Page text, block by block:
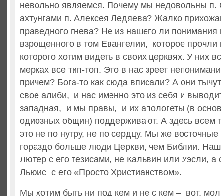
невольно являемся. Почему мы недовольны
ахтунгами п. Алексея Ледяева? Жалко
праведного гнева? Не из нашего ли понимания
взрощенного в том Евангелии, которое прочли
которого хотим видеть в своих церквях. У них
мерках все тип-топ. Это в нас зреет
причем? Бога-то как сюда вписали? А они
свое алиби, и нас именно это из себя и
западная, и мы правы, и их апологеты (в
одиозных общин) поддерживают. А здесь всем
это не по нутру, не по сердцу. Мы же
гораздо больше люди Церкви, чем Библии.
Лютер с его тезисами, не Кальвин или Уэсли, а
Льюис с его «Просто Христианством».
Мы хотим быть ни под кем и не с кем – вот,